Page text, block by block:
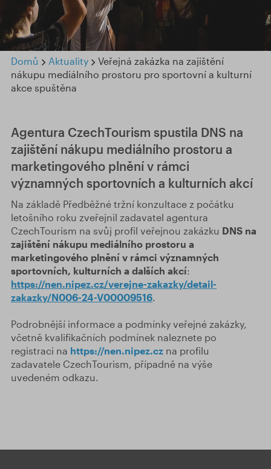
Domů Aktuality
Veřejná zakázka na zajištění
nákupu mediálního prostoru pro sportovní a kulturní
akce spuštěna
Agentura CzechTourism spustila DNS na
zajištění nákupu mediálního prostoru a
marketingového plnění v rámci
významných sportovních a kulturních akcí
Na základě Předběžné tržní konzultace z počátku
letošního roku zveřejnil zadavatel agentura
CzechTourism na svůj profil veřejnou zakázku DNS na
zajištění nákupu mediálního prostoru a
marketingového plnění v rámci významných
sportovních, kulturních a dalších akcí:
https://nen.nipez.cz/verejne-zakazky/detail-
zakazky/N006-24-V00009516.
Podrobnější informace a podmínky veřejné zakázky,
včetně kvalifikačních podmínek naleznete po
registraci na https://nen.nipez.cz na profilu
zadavatele CzechTourism, případně na výše
uvedeném odkazu.